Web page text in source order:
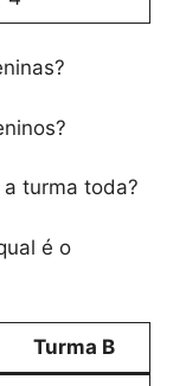
turma toda?
é o
Turma B